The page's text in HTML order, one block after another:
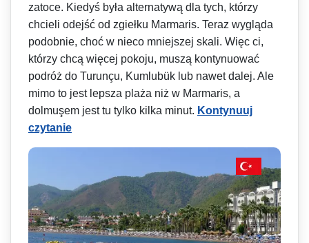
zatoce. Kiedyś była alternatywą dla tych, którzy
chcieli odejść od zgiełku Marmaris. Teraz wygląda
podobnie, choć w nieco mniejszej skali. Więc ci,
którzy chcą więcej pokoju, muszą kontynuować
podróż do Turunçu, Kumlubük lub nawet dalej. Ale
mimo to jest lepsza plaża niż w Marmaris, a
dolmuşem jest tu tylko kilka minut. Kontynuuj
czytanie